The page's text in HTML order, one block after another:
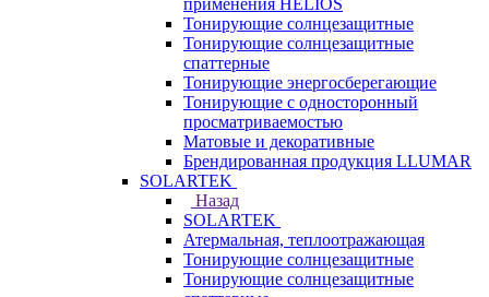
применения HELIOS
Тонирующие солнцезащитные
Тонирующие солнцезащитные
спаттерные
Тонирующие энергосберегающие
Тонирующие с односторонный
просматриваемостью
Матовые и декоративные
Брендированная продукция LLUMAR
SOLARTEK
Назад
SOLARTEK
Атермальная, теплоотражающая
Тонирующие солнцезащитные
Тонирующие солнцезащитные